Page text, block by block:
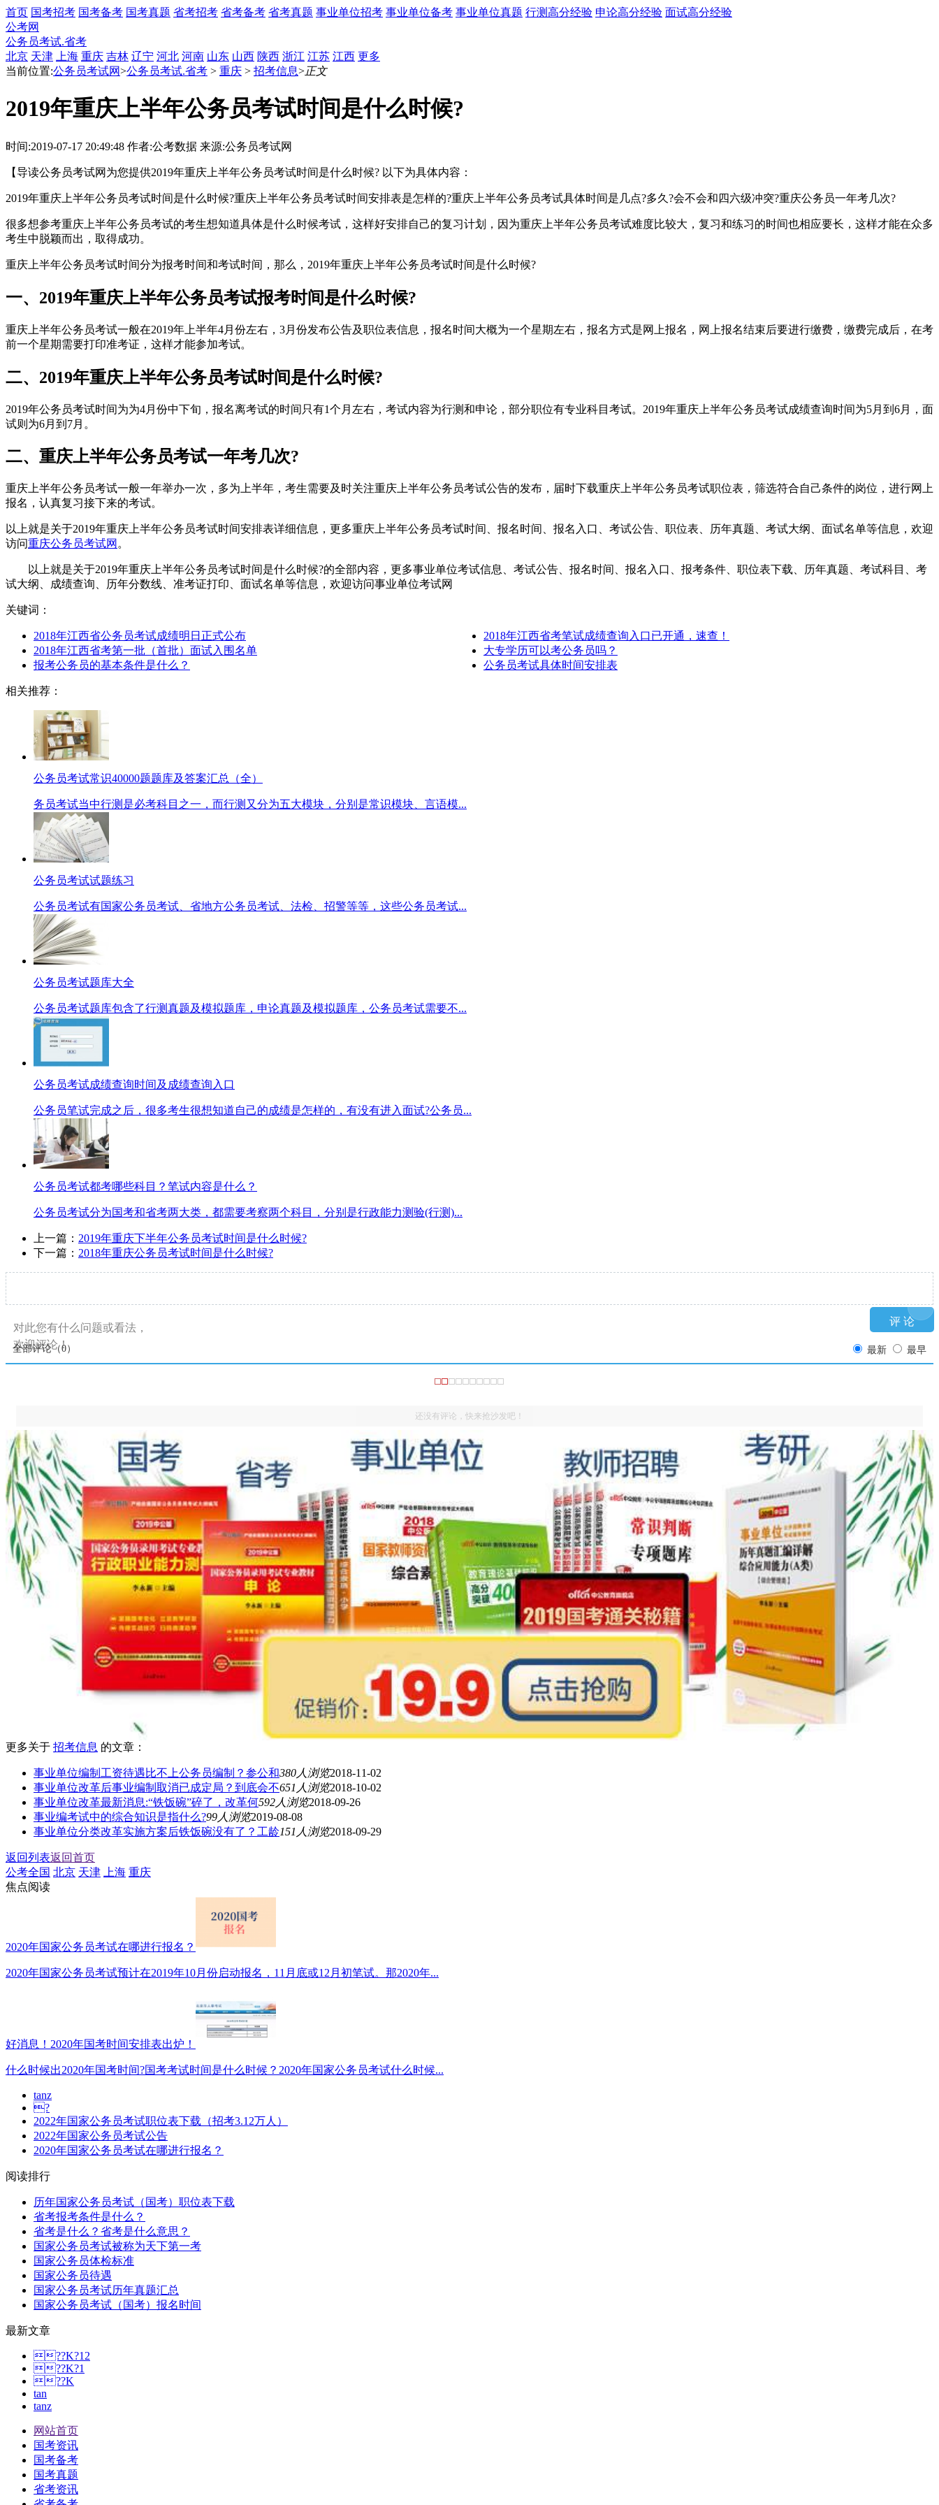
首页 国考招考 国考备考 国考真题 省考招考 省考备考 省考真题 事业单位招考 事业单位备考 事业单位真题 行测高分经验 申论高分经验 面试高分经验
公考网
公务员考试.省考
北京 天津 上海 重庆 吉林 辽宁 河北 河南 山东 山西 陕西 浙江 江苏 江西 更多
当前位置:公务员考试网>公务员考试.省考 > 重庆 > 招考信息>正文
2019年重庆上半年公务员考试时间是什么时候?
时间:2019-07-17 20:49:48 作者:公考数据 来源:公务员考试网
【导读公务员考试网为您提供2019年重庆上半年公务员考试时间是什么时候? 以下为具体内容：
2019年重庆上半年公务员考试时间是什么时候?重庆上半年公务员考试时间安排表是怎样的?重庆上半年公务员考试具体时间是几点?多久?会不会和四六级冲突?重庆公务员一年考几次?
很多想参考重庆上半年公务员考试的考生想知道具体是什么时候考试，这样好安排自己的复习计划，因为重庆上半年公务员考试难度比较大，复习和练习的时间也相应要长，这样才能在众多
考生中脱颖而出，取得成功。
重庆上半年公务员考试时间分为报考时间和考试时间，那么，2019年重庆上半年公务员考试时间是什么时候?
一、2019年重庆上半年公务员考试报考时间是什么时候?
重庆上半年公务员考试一般在2019年上半年4月份左右，3月份发布公告及职位表信息，报名时间大概为一个星期左右，报名方式是网上报名，网上报名结束后要进行缴费，缴费完成后，在考
前一个星期需要打印准考证，这样才能参加考试。
二、2019年重庆上半年公务员考试时间是什么时候?
2019年公务员考试时间为为4月份中下旬，报名离考试的时间只有1个月左右，考试内容为行测和申论，部分职位有专业科目考试。2019年重庆上半年公务员考试成绩查询时间为5月到6月，面
试则为6月到7月。
二、重庆上半年公务员考试一年考几次?
重庆上半年公务员考试一般一年举办一次，多为上半年，考生需要及时关注重庆上半年公务员考试公告的发布，届时下载重庆上半年公务员考试职位表，筛选符合自己条件的岗位，进行网上
报名，认真复习接下来的考试。
以上就是关于2019年重庆上半年公务员考试时间安排表详细信息，更多重庆上半年公务员考试时间、报名时间、报名入口、考试公告、职位表、历年真题、考试大纲、面试名单等信息，欢迎
访问重庆公务员考试网 。
以上就是关于2019年重庆上半年公务员考试时间是什么时候?的全部内容，更多事业单位考试信息、考试公告、报名时间、报名入口、报考条件、职位表下载、历年真题、考试科目、考
试大纲、成绩查询、历年分数线、准考证打印、面试名单等信息，欢迎访问事业单位考试网
关键词：
2018年江西省公务员考试成绩明日正式公布
2018年江西省考笔试成绩查询入口已开通，速查！
2018年江西省考第一批（首批）面试入围名单
大专学历可以考公务员吗？
报考公务员的基本条件是什么？
公务员考试具体时间安排表
相关推荐：
公务员考试常识40000题题库及答案汇总（全）
务员考试当中行测是必考科目之一，而行测又分为五大模块，分别是常识模块、言语模...
公务员考试试题练习
公务员考试有国家公务员考试、省地方公务员考试、法检、招警等等，这些公务员考试...
公务员考试题库大全
公务员考试题库包含了行测真题及模拟题库，申论真题及模拟题库，公务员考试需要不...
公务员考试成绩查询时间及成绩查询入口
公务员笔试完成之后，很多考生很想知道自己的成绩是怎样的，有没有进入面试?公务员...
公务员考试都考哪些科目？笔试内容是什么？
公务员考试分为国考和省考两大类，都需要考察两个科目，分别是行政能力测验(行测)...
上一篇： 2019年重庆下半年公务员考试时间是什么时候?
下一篇： 2018年重庆公务员考试时间是什么时候?
对此您有什么问题或看法，
欢迎评论！
全部评论（0） 最新 最早
还没有评论，快来抢沙发吧！
更多关于 招考信息 的文章：
事业单位编制工资待遇比不上公务员编制？参公和380人浏览2018-11-02
事业单位改革后事业编制取消已成定局？到底会不651人浏览2018-10-02
事业单位改革最新消息:“铁饭碗”碎了，改革何592人浏览2018-09-26
事业编考试中的综合知识是指什么?99人浏览2019-08-08
事业单位分类改革实施方案后铁饭碗没有了？工龄151人浏览2018-09-29
返回列表返回首页
公考全国 北京 天津 上海 重庆
焦点阅读
2020年国家公务员考试在哪进行报名？
2020年国家公务员考试预计在2019年10月份启动报名，11月底或12月初笔试。那2020年...
好消息！2020年国考时间安排表出炉！
什么时候出2020年国考时间?国考考试时间是什么时候？2020年国家公务员考试什么时候...
tanz
?
2022年国家公务员考试职位表下载（招考3.12万人）
2022年国家公务员考试公告
2020年国家公务员考试在哪进行报名？
阅读排行
历年国家公务员考试（国考）职位表下载
省考报考条件是什么？
省考是什么？省考是什么意思？
国家公务员考试被称为天下第一考
国家公务员体检标准
国家公务员待遇
国家公务员考试历年真题汇总
国家公务员考试（国考）报名时间
最新文章
??K?12
??K?1
??K
tan
tanz
网站首页
国考资讯
国考备考
国考真题
省考资讯